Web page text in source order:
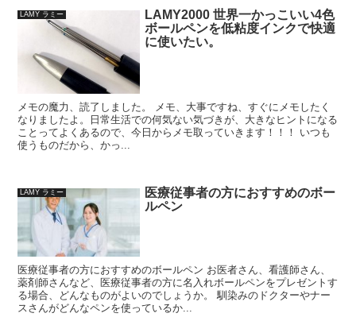
LAMY ラミー
LAMY2000 世界一かっこいい4色
ボールペンを低粘度インクで快適
に使いたい。
メモの魔力、読了しました。 メモ、大事ですね、すぐにメモしたく
なりましたよ。日常生活での何気ない気づきが、大きなヒントになる
ことってよくあるので、今日からメモ取っていきます！！！ いつも
使うものだから、かっ...
LAMY ラミー
医療従事者の方におすすめのボー
ルペン
医療従事者の方におすすめのボールペン お医者さん、看護師さん、
薬剤師さんなど、医療従事者の方に名入れボールペンをプレゼントす
る場合、どんなものがよいのでしょうか。 馴染みのドクターやナー
スさんがどんなペンを使っているか...